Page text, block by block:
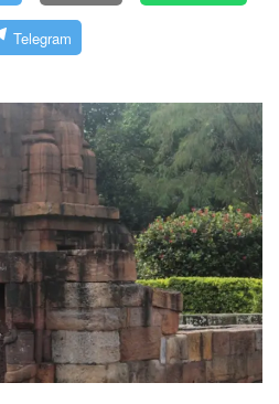
Telegram